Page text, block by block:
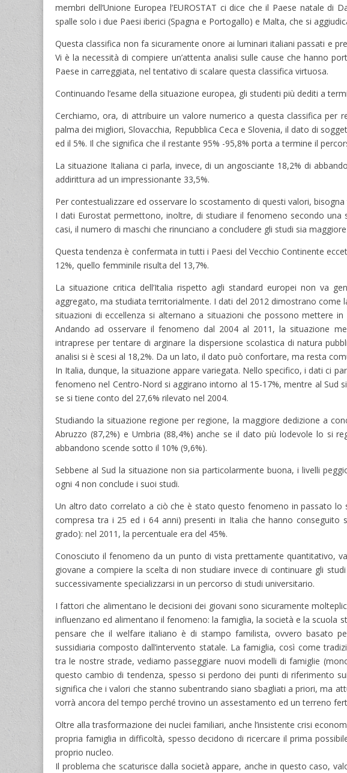
membri dell’Unione Europea l’EUROSTAT ci dice che il Paese natale
spalle solo i due Paesi iberici (Spagna e Portogallo) e Malta, che si
Questa classifica non fa sicuramente onore ai luminari italiani passati e
Vi è la necessità di compiere un’attenta analisi sulle cause che hanno
Paese in carreggiata, nel tentativo di scalare questa classifica virtuosa.
Continuando l’esame della situazione europea, gli studenti più dediti a
Cerchiamo, ora, di attribuire un valore numerico a questa classifica per
palma dei migliori, Slovacchia, Repubblica Ceca e Slovenia, il dato di
ed il 5%. Il che significa che il restante 95% -95,8% porta a termine il
La situazione Italiana ci parla, invece, di un angosciante 18,2% di
addirittura ad un impressionante 33,5%.
Per contestualizzare ed osservare lo scostamento di questi valori,
I dati Eurostat permettono, inoltre, di studiare il fenomeno secondo
casi, il numero di maschi che rinunciano a concludere gli studi sia
Questa tendenza è confermata in tutti i Paesi del Vecchio Continente
12%, quello femminile risulta del 13,7%.
La situazione critica dell’Italia rispetto agli standard europei non va
aggregato, ma studiata territorialmente. I dati del 2012 dimostrano come
situazioni di eccellenza si alternano a situazioni che possono mettere
Andando ad osservare il fenomeno dal 2004 al 2011, la situazione
intraprese per tentare di arginare la dispersione scolastica di natura
analisi si è scesi al 18,2%. Da un lato, il dato può confortare, ma resta
In Italia, dunque, la situazione appare variegata. Nello specifico, i dati ci
fenomeno nel Centro-Nord si aggirano intorno al 15-17%, mentre al Sud
se si tiene conto del 27,6% rilevato nel 2004.
Studiando la situazione regione per regione, la maggiore dedizione a
Abruzzo (87,2%) e Umbria (88,4%) anche se il dato più lodevole lo si
abbandono scende sotto il 10% (9,6%).
Sebbene al Sud la situazione non sia particolarmente buona, i livelli
ogni 4 non conclude i suoi studi.
Un altro dato correlato a ciò che è stato questo fenomeno in passato lo
compresa tra i 25 ed i 64 anni) presenti in Italia che hanno
grado): nel 2011, la percentuale era del 45%.
Conosciuto il fenomeno da un punto di vista prettamente quantitativo,
giovane a compiere la scelta di non studiare invece di continuare gli
successivamente specializzarsi in un percorso di studi universitario.
I fattori che alimentano le decisioni dei giovani sono sicuramente
influenzano ed alimentano il fenomeno: la famiglia, la società e la scuola
pensare che il welfare italiano è di stampo familista, ovvero basato
sussidiaria composto dall’intervento statale. La famiglia, così come
tra le nostre strade, vediamo passeggiare nuovi modelli di famiglie
questo cambio di tendenza, spesso si perdono dei punti di riferimento
significa che i valori che stanno subentrando siano sbagliati a priori, ma
vorrà ancora del tempo perché trovino un assestamento ed un terreno
Oltre alla trasformazione dei nuclei familiari, anche l’insistente crisi
propria famiglia in difficoltà, spesso decidono di ricercare il prima
proprio nucleo.
Il problema che scaturisce dalla società appare, anche in questo caso,